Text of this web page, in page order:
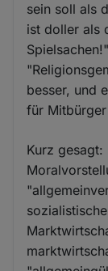
sein soll als
ist doller als
besser, und
für
Kurz gesagt: